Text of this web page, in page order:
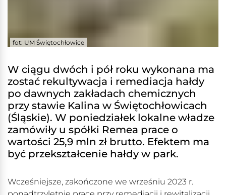
fot: UM Świętochłowice
W ciągu dwóch i pół roku wykonana ma
zostać rekultywacja i remediacja hałdy
po dawnych zakładach chemicznych
przy stawie Kalina w Świętochłowicach
(Śląskie). W poniedziałek lokalne władze
zamówiły u spółki Remea prace o
wartości 25,9 mln zł brutto. Efektem ma
być przekształcenie hałdy w park.
Wcześniejsze, zakończone we wrześniu 2023 r.